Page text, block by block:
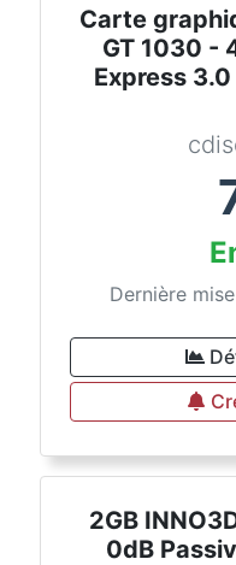
Carte
GT 1030 -
Express
Dernière
2GB
0dB